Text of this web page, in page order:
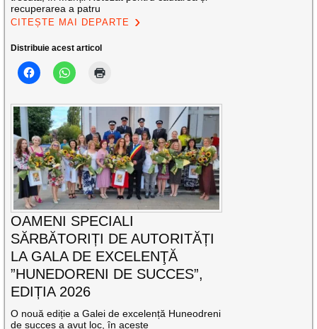
recuperarea a patru
CITEȘTE MAI DEPARTE
Distribuie acest articol
OAMENI SPECIALI
SĂRBĂTORIȚI DE AUTORITĂȚI
LA GALA DE EXCELENŢĂ
”HUNEDORENI DE SUCCES”,
EDIȚIA 2026
O nouă ediție a Galei de excelență Huneodreni
de succes a avut loc, în aceste